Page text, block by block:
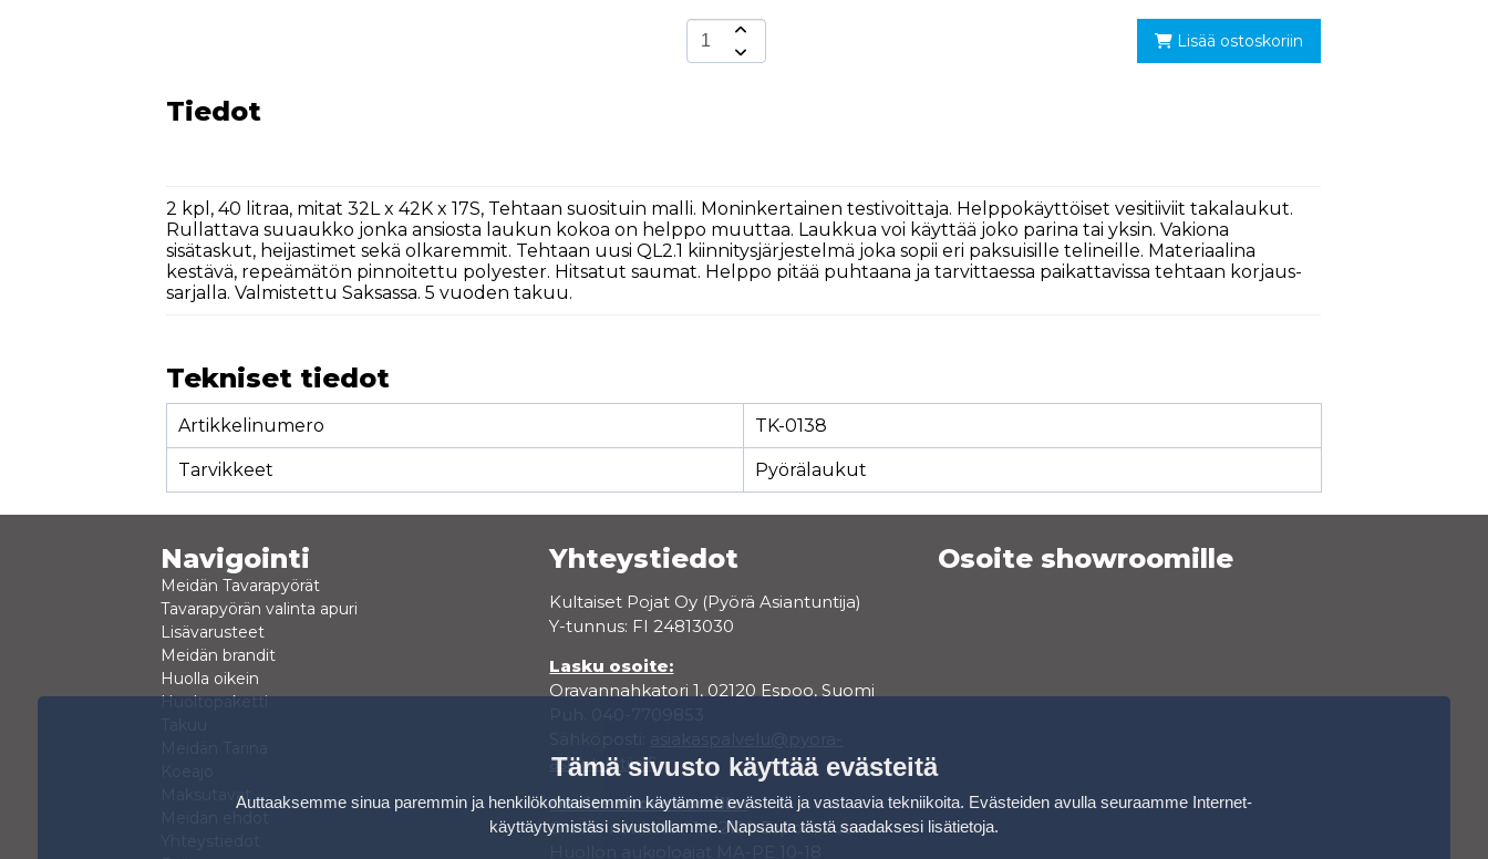
Lisää ostoskoriin
Tiedot
2 kpl, 40 litraa, mitat 32L x 42K x 17S, Tehtaan suosituin malli. Moninkertainen testivoittaja. Helppokäyttöiset vesitiiviit takalaukut.
Rullattava suuaukko jonka ansiosta laukun kokoa on helppo muuttaa. Laukkua voi käyttää joko parina tai yksin. Vakiona
sisätaskut, heijastimet sekä olkaremmit. Tehtaan uusi QL2.1 kiinnitysjärjestelmä joka sopii eri paksuisille telineille. Materiaalina
kestävä, repeämätön pinnoitettu polyester. Hitsatut saumat. Helppo pitää puhtaana ja tarvittaessa paikattavissa tehtaan korjaus-
sarjalla. Valmistettu Saksassa. 5 vuoden takuu.
Tekniset tiedot
Artikkelinumero TK-0138
Tarvikkeet Pyörälaukut
Navigointi
Meidän Tavarapyörät
Tavarapyörän valinta apuri
Lisävarusteet
Meidän brandit
Huolla oikein
Huoltopaketti
Maksutavat
Yhteystiedot
Kultaiset Pojat Oy (Pyörä Asiantuntija)
Y-tunnus: FI 24813030
Lasku osoite:
Oravannahkatori 1, 02120 Espoo, Suomi
asiantuntija.fi
Osoite showroomille:
Oravannahkatori 1, 02120 Espoo, Suomi
Osoite showroomille
Tämä sivusto käyttää evästeitä
Auttaaksemme sinua paremmin ja henkilökohtaisemmin käytämme evästeitä ja vastaavia tekniikoita. Evästeiden avulla seuraamme Internet-
käyttäytymistäsi sivustollamme. Napsauta tästä saadaksesi lisätietoja.